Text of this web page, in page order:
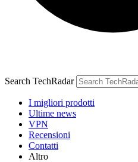
Search TechRadar
I migliori prodotti
Ultime news
VPN
Recensioni
Contatti
Altro